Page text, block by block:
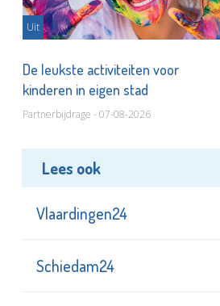
Uit
De leukste activiteiten voor
kinderen in eigen stad
Partnerbijdrage - 07-08-2026
Lees ook
Vlaardingen24
Schiedam24